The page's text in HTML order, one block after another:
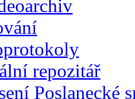
repozitář
Poslanecké